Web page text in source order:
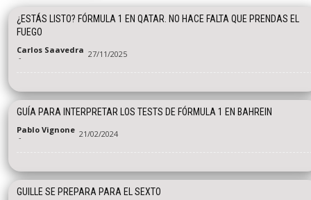
¿ESTÁS LISTO? FÓRMULA 1 EN QATAR. NO HACE FALTA QUE PRENDAS EL
FUEGO
Carlos Saavedra
- 27/11/2025
GUÍA PARA INTERPRETAR LOS TESTS DE FÓRMULA 1 EN BAHREIN
Pablo Vignone
- 21/02/2024
GUILLE SE PREPARA PARA EL SEXTO